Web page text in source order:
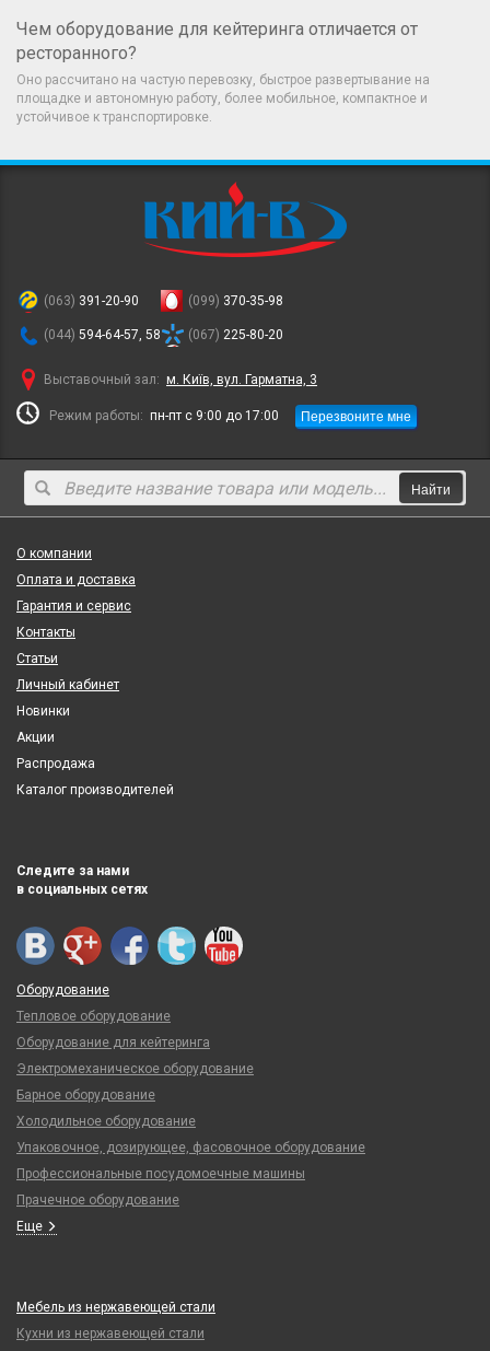
Чем оборудование для кейтеринга отличается от
ресторанного?
Оно рассчитано на частую перевозку, быстрое развертывание на
площадке и автономную работу, более мобильное, компактное и
устойчивое к транспортировке.
(063) 391-20-90
(044) 594-64-57, 58
(099) 370-35-98
(067) 225-80-20
Выставочный зал: м. Київ, вул. Гарматна, 3
Режим работы: пн-пт с 9:00 до 17:00 Перезвоните мне
Найти
О компании
Оплата и доставка
Гарантия и сервис
Контакты
Статьи
Личный кабинет
Новинки
Акции
Распродажа
Каталог производителей
Следите за нами
в социальных сетях
Оборудование
Тепловое оборудование
Оборудование для кейтеринга
Электромеханическое оборудование
Барное оборудование
Холодильное оборудование
Упаковочное, дозирующее, фасовочное оборудование
Профессиональные посудомоечные машины
Прачечное оборудование
Еще
Мебель из нержавеющей стали
Кухни из нержавеющей стали